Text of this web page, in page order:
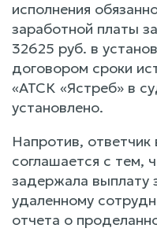
исполнения
заработной платы
32625 руб. в
договором сроки
«АТСК «Ястреб» в
установлено.
Напротив, ответчик
соглашается с тем,
задержала выплату
удаленному
отчета о